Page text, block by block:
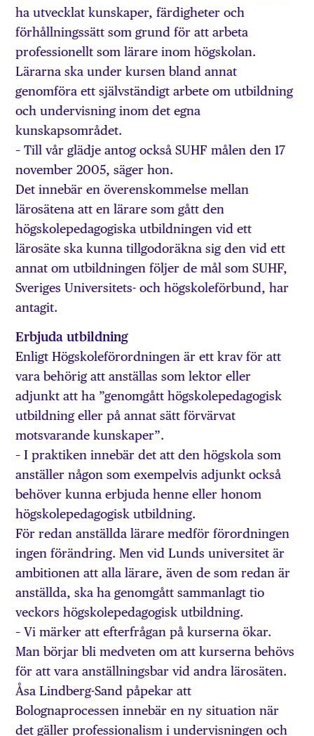
ha utvecklat kunskaper, färdigheter och
förhållningssätt som grund för att arbeta
professionellt som lärare inom högskolan.
Lärarna ska under kursen bland annat
genomföra ett självständigt arbete om utbildning
och undervisning inom det egna
kunskapsområdet.
– Till vår glädje antog också SUHF målen den 17
november 2005, säger hon.
Det innebär en överenskommelse mellan
lärosätena att en lärare som gått den
högskolepedagogiska utbildningen vid ett
lärosäte ska kunna tillgodoräkna sig den vid ett
annat om utbildningen följer de mål som SUHF,
Sveriges Universitets- och högskoleförbund, har
antagit.
Erbjuda utbildning
Enligt Högskoleförordningen är ett krav för att
vara behörig att anställas som lektor eller
adjunkt att ha ”genomgått högskolepedagogisk
utbildning eller på annat sätt förvärvat
motsvarande kunskaper”.
– I praktiken innebär det att den högskola som
anställer någon som exempelvis adjunkt också
behöver kunna erbjuda henne eller honom
högskolepedagogisk utbildning.
För redan anställda lärare medför förordningen
ingen förändring. Men vid Lunds universitet är
ambitionen att alla lärare, även de som redan är
anställda, ska ha genomgått sammanlagt tio
veckors högskolepedagogisk utbildning.
– Vi märker att efterfrågan på kurserna ökar.
Man börjar bli medveten om att kurserna behövs
för att vara anställningsbar vid andra lärosäten.
Åsa Lindberg-Sand påpekar att
Bolognaprocessen innebär en ny situation när
det gäller professionalism i undervisningen och